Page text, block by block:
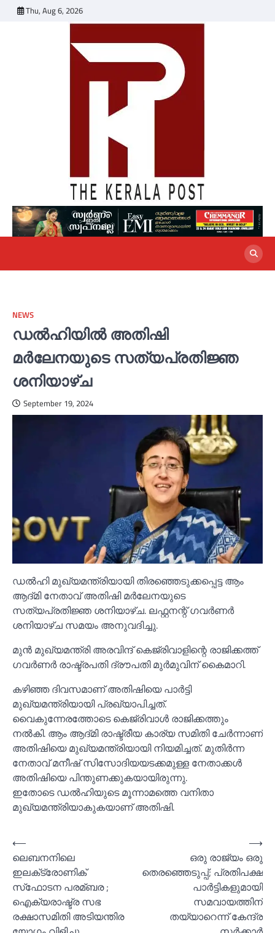
Thu, Aug 6, 2026
NEWS
ഡല്‍ഹിയില്‍ അതിഷി
മര്‍ലേനയുടെ സത്യപ്രതിജ്ഞ
ശനിയാഴ്ച
September 19, 2024
ഡല്‍ഹി മുഖ്യമന്ത്രിയായി തിരഞ്ഞെടുക്കപ്പെട്ട ആം
ആദ്മി നേതാവ് അതിഷി മര്‍ലേനയുടെ
സത്യപ്രതിജ്ഞ ശനിയാഴ്ച. ലഫ്റ്റനന്റ് ഗവര്‍ണര്‍
ശനിയാഴ്ച സമയം അനുവദിച്ചു.
മുന്‍ മുഖ്യമന്ത്രി അരവിന്ദ് കെജ്രിവാളിന്റെ രാജിക്കത്ത്
ഗവര്‍ണര്‍ രാഷ്ട്രപതി ദ്രൗപതി മുര്‍മുവിന് കൈമാറി.
കഴിഞ്ഞ ദിവസമാണ് അതിഷിയെ പാര്‍ട്ടി
മുഖ്യമന്ത്രിയായി പ്രഖ്യാപിച്ചത്.
വൈകുന്നേരത്തോടെ കെജ്രിവാള്‍ രാജിക്കത്തും
നല്‍കി. ആം ആദ്മി രാഷ്ട്രീയ കാര്യ സമിതി ചേര്‍ന്നാണ്
അതിഷിയെ മുഖ്യമന്ത്രിയായി നിയമിച്ചത്. മുതിര്‍ന്ന
നേതാവ് മനീഷ് സിസോദിയയടക്കമുള്ള നേതാക്കള്‍
അതിഷിയെ പിന്തുണക്കുകയായിരുന്നു.
ഇതോടെ ഡല്‍ഹിയുടെ മൂന്നാമത്തെ വനിതാ
മുഖ്യമന്ത്രിയാകുകയാണ് അതിഷി.
Post
navigation
⟵
ലെബനനിലെ
ഇലക്‌ട്രോണിക്
സ്‌ഫോടന പരമ്ബര ;
ഐക്യരാഷ്ട്ര സഭ
രക്ഷാസമിതി അടിയന്തിര
ഒരു രാജ്യം ഒരു
തെരഞ്ഞെടുപ്പ്; പ്രതിപക്ഷ
പാര്‍ട്ടികളുമായി
സമവായത്തിന്
തയ്യാറെന്ന് കേന്ദ്ര
⟶